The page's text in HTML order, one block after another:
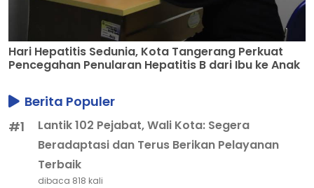
Hari Hepatitis Sedunia, Kota Tangerang Perkuat
Pencegahan Penularan Hepatitis B dari Ibu ke Anak
Berita Populer
#1
Lantik 102 Pejabat, Wali Kota: Segera
Beradaptasi dan Terus Berikan Pelayanan
Terbaik
dibaca 818 kali